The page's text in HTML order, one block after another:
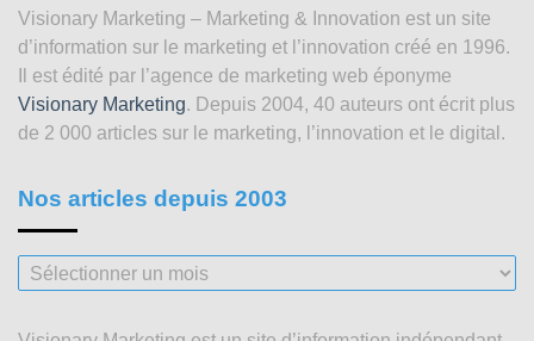
Visionary Marketing – Marketing & Innovation est un site
d’information sur le marketing et l’innovation créé en 1996.
Il est édité par l’agence de marketing web éponyme
Visionary Marketing. Depuis 2004, 40 auteurs ont écrit plus
de 2 000 articles sur le marketing, l’innovation et le digital.
Nos articles depuis 2003
Nos
articles